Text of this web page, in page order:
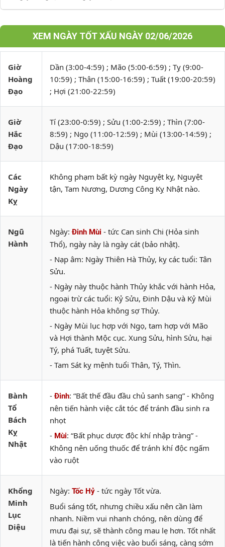
XEM NGÀY TỐT XẤU NGÀY 02/06/2026
Giờ
Hoàng
Đạo
Dần (3:00-4:59) ; Mão (5:00-6:59) ; Tỵ (9:00-
10:59) ; Thân (15:00-16:59) ; Tuất (19:00-20:59)
; Hợi (21:00-22:59)
Giờ
Hắc
Đạo
Tí (23:00-0:59) ; Sửu (1:00-2:59) ; Thìn (7:00-
8:59) ; Ngọ (11:00-12:59) ; Mùi (13:00-14:59) ;
Dậu (17:00-18:59)
Các
Ngày
Kỵ
Không phạm bất kỳ ngày Nguyệt kỵ, Nguyệt
tận, Tam Nương, Dương Công Kỵ Nhật nào.
Ngũ
Hành
Ngày:Đinh Mùi - tức Can sinh Chi (Hỏa sinh
Thổ), ngày này là ngày cát (bảo nhật).
- Nạp âm: Ngày Thiên Hà Thủy, kỵ các tuổi: Tân
Sửu.
- Ngày này thuộc hành Thủy khắc với hành Hỏa,
ngoại trừ các tuổi: Kỷ Sửu, Đinh Dậu và Kỷ Mùi
thuộc hành Hỏa không sợ Thủy.
- Ngày Mùi lục hợp với Ngọ, tam hợp với Mão
và Hợi thành Mộc cục. Xung Sửu, hình Sửu, hại
Tý, phá Tuất, tuyệt Sửu.
- Tam Sát kỵ mệnh tuổi Thân, Tý, Thìn.
Bành
Tổ
Bách
Kỵ
Nhật
-Đinh: “Bất thế đầu đầu chủ sanh sang” - Không
nên tiến hành việc cắt tóc để tránh đầu sinh ra
nhọt
- Mùi: “Bất phục dược độc khí nhập tràng” -
Không nên uống thuốc để tránh khí độc ngấm
vào ruột
Khổng
Minh
Lục
Diệu
Ngày: Tốc Hỷ - tức ngày Tốt vừa.
Buổi sáng tốt, nhưng chiều xấu nên cần làm
nhanh. Niềm vui nhanh chóng, nên dùng để
mưu đại sự, sẽ thành công mau lẹ hơn. Tốt nhất
là tiến hành công việc vào buổi sáng, càng sớm